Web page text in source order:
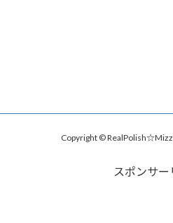
Copyright ©
スポンサー